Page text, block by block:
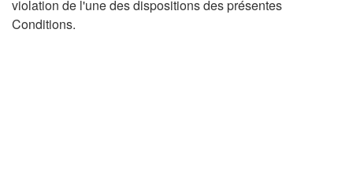
violation de l'une des dispositions des présentes
Conditions.